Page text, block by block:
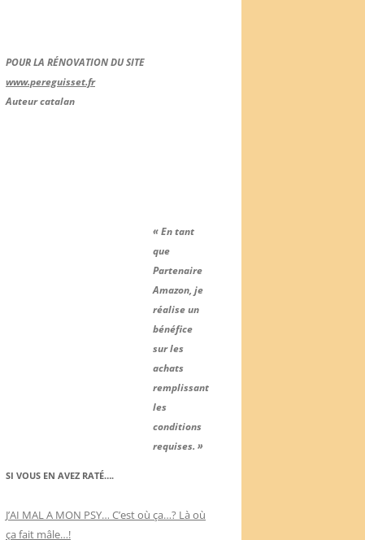
POUR LA RÉNOVATION DU SITE
www.pereguisset.fr
Auteur catalan
« En tant
que
Partenaire
Amazon, je
réalise un
bénéfice
sur les
achats
remplissant
les
conditions
requises. »
SI VOUS EN AVEZ RATÉ….
J’AI MAL A MON PSY… C’est où ça…? Là où
ça fait mâle…!